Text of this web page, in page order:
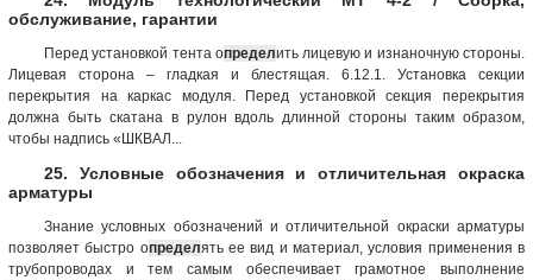
обслуживание, гарантии
Перед установкой тента определить лицевую и изнаночную стороны.
Лицевая сторона – гладкая и блестящая. 6.12.1. Установка секции
перекрытия на каркас модуля. Перед установкой секция перекрытия
должна быть скатана в рулон вдоль длинной стороны таким образом,
чтобы надпись «ШКВАЛ...
25. Условные обозначения и отличительная окраска
арматуры
Знание условных обозначений и отличительной окраски арматуры
позволяет быстро определять ее вид и материал, условия применения в
трубопроводах и тем самым обеспечивает грамотное выполнение